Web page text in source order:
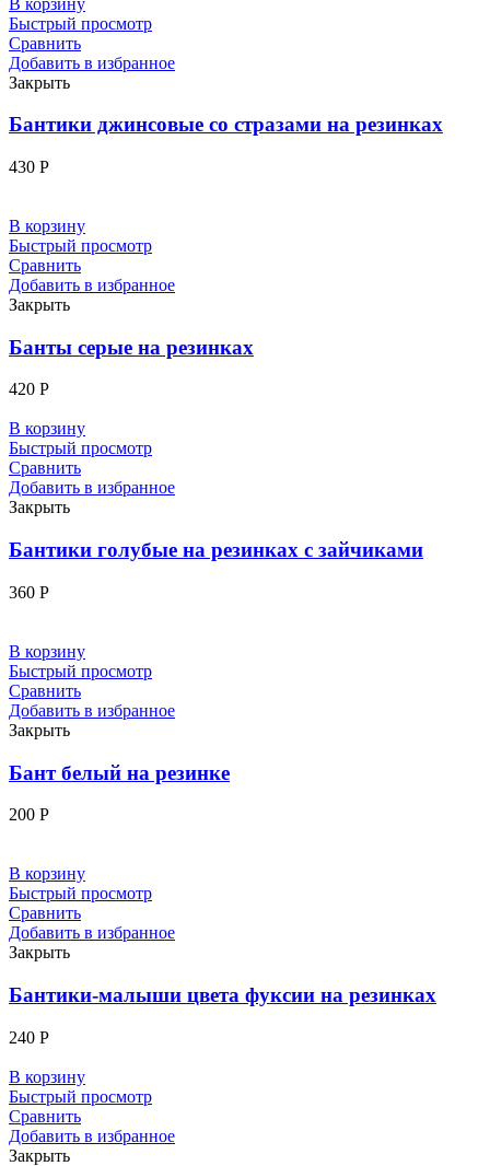
Быстрый просмотр
Сравнить
Добавить в избранное
Закрыть
Бантики джинсовые со стразами на резинках
430 Р
В корзину
Быстрый просмотр
Сравнить
Добавить в избранное
Закрыть
Банты серые на резинках
420 Р
В корзину
Быстрый просмотр
Сравнить
Добавить в избранное
Закрыть
Бантики голубые на резинках с зайчиками
360 Р
В корзину
Быстрый просмотр
Сравнить
Добавить в избранное
Закрыть
Бант белый на резинке
200 Р
В корзину
Быстрый просмотр
Сравнить
Добавить в избранное
Закрыть
Бантики-малыши цвета фуксии на резинках
240 Р
В корзину
Быстрый просмотр
Сравнить
Добавить в избранное
Закрыть